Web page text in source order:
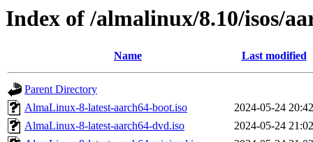
Index of /almalinux/8.10/isos/
Name Last modified
Parent Directory
AlmaLinux-8-latest-aarch64-boot.iso
2024-05-24 20:42
AlmaLinux-8-latest-aarch64-dvd.iso
2024-05-24 21:02